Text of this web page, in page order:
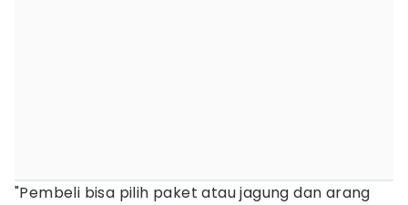
"Pembeli bisa pilih paket atau jagung dan arang